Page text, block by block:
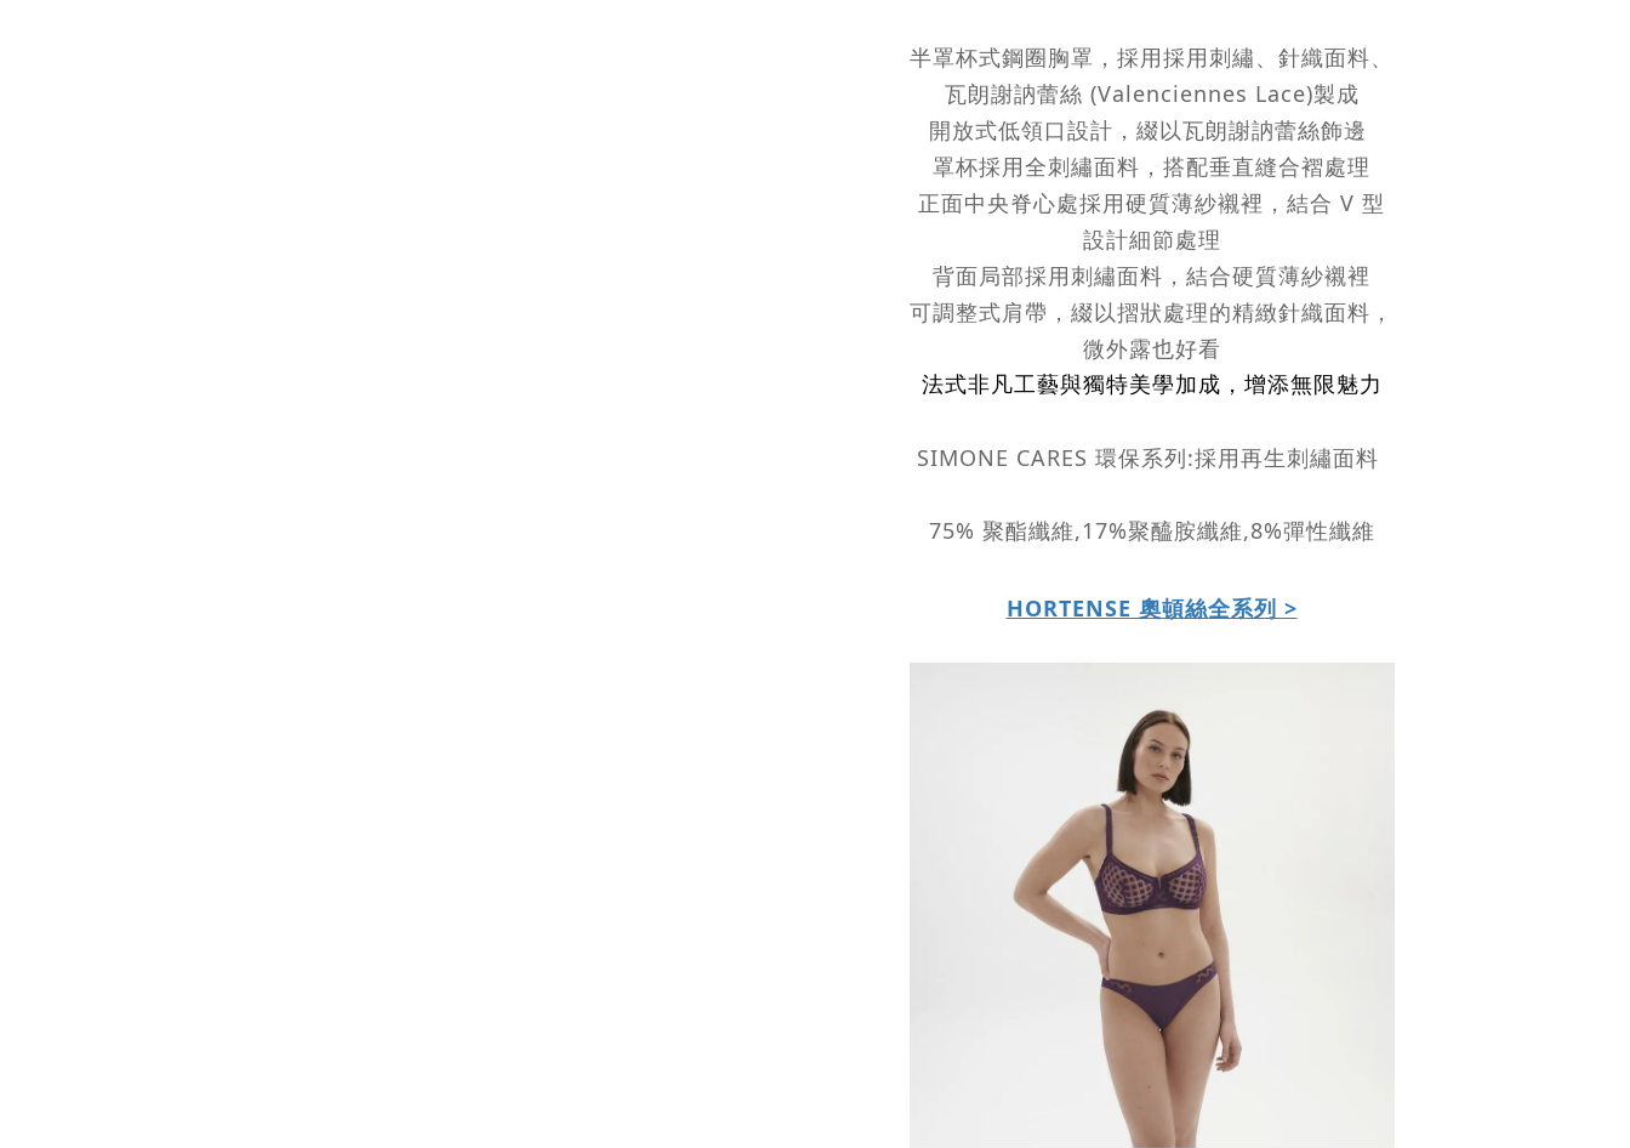
半罩杯式鋼圈胸罩，採用採用刺繡、針織面料、
瓦朗謝訥蕾絲 (Valenciennes Lace)製成
開放式低領口設計，綴以瓦朗謝訥蕾絲飾邊
罩杯採用全刺繡面料，搭配垂直縫合褶處理
正面中央脊心處採用硬質薄紗襯裡，結合 V 型
設計細節處理
背面局部採用刺繡面料，結合硬質薄紗襯裡
可調整式肩帶，綴以摺狀處理的精緻針織面料，
微外露也好看
法式非凡工藝與獨特美學加成，增添無限魅力
SIMONE CARES 環保系列:採用再生刺繡面料
75% 聚酯纖維,17%聚醯胺纖維,8%彈性纖維
HORTENSE 奧頓絲全系列 >